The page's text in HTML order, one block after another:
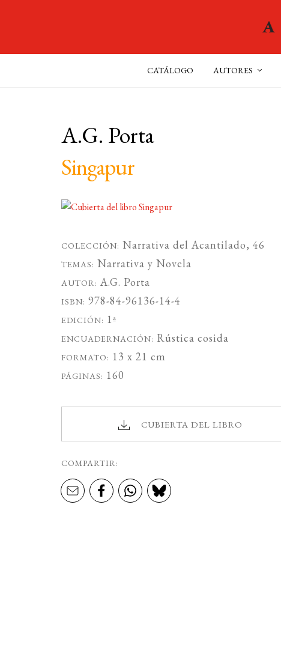
CATÁLOGO AUTORES
A.G. Porta
Singapur
COLECCIÓN: Narrativa del Acantilado, 46
TEMAS: Narrativa yNovela
AUTOR: A.G. Porta
ISBN: 978-84-96136-14-4
EDICIÓN: 1ª
ENCUADERNACIÓN: Rústica cosida
FORMATO: 13 x 21 cm
PÁGINAS: 160
CUBIERTA DEL LIBRO
COMPARTIR: